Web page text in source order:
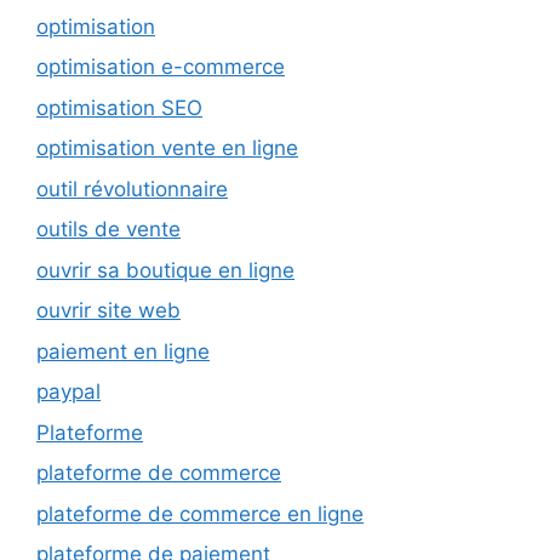
optimisation
optimisation e-commerce
optimisation SEO
optimisation vente en ligne
outil révolutionnaire
outils de vente
ouvrir sa boutique en ligne
ouvrir site web
paiement en ligne
paypal
Plateforme
plateforme de commerce
plateforme de commerce en ligne
plateforme de paiement